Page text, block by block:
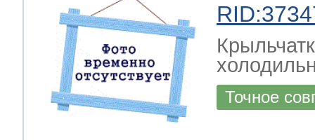
Точное